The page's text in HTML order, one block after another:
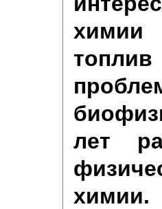
химии
лет